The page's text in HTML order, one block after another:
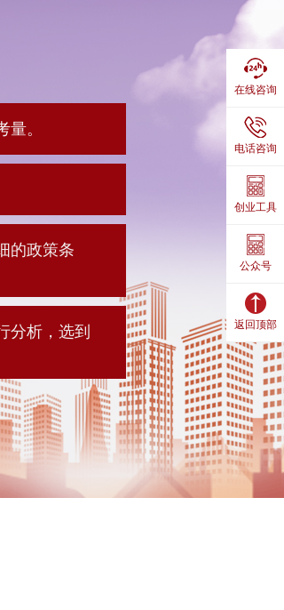
。
的政策条
分析，选到
在线咨询
电话咨询
创业工具
公众号
返回顶部